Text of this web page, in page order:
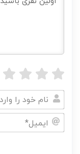
نام
خود